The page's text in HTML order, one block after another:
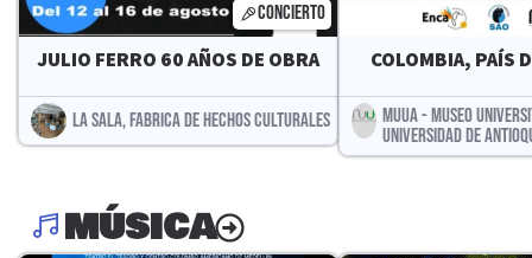
JULIO FERRO 60 AÑOS DE OBRA
LA SALA, FABRICA DE HECHOS CULTURALES
CONCIERTO
COLOMBIA, PAÍS
MUUA - MUSEO
UNIVERSIDAD DE
MÚSICA